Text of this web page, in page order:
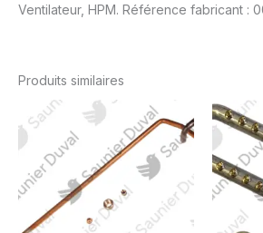
Ventilateur, HPM. Référence fabricant :
Produits similaires